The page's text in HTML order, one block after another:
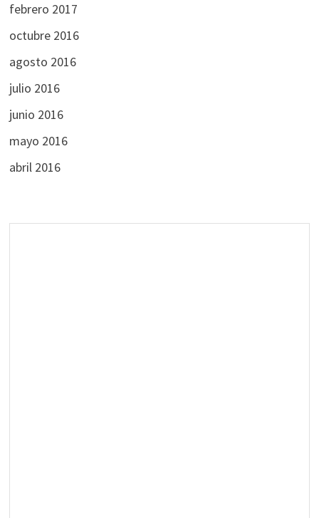
febrero 2017
octubre 2016
agosto 2016
julio 2016
junio 2016
mayo 2016
abril 2016